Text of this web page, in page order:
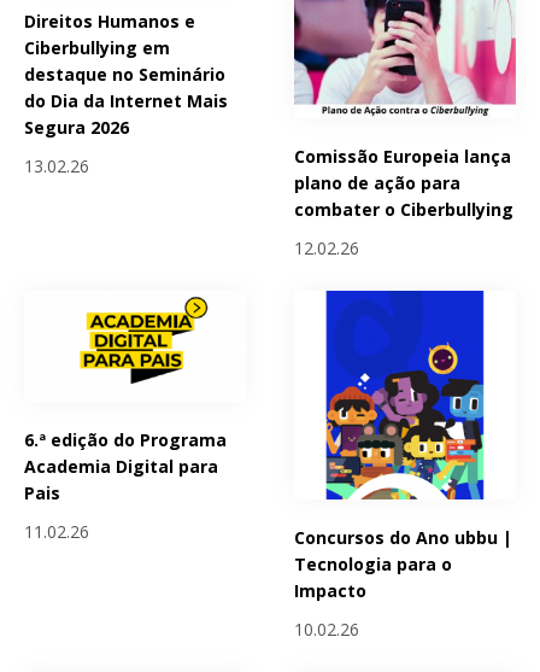
Direitos Humanos e
Ciberbullying em
destaque no Seminário
do Dia da Internet Mais
Segura 2026
13.02.26
Comissão Europeia lança
plano de ação para
combater o Ciberbullying
12.02.26
6.ª edição do Programa
Academia Digital para
Pais
11.02.26
Concursos do Ano ubbu |
Tecnologia para o
Impacto
10.02.26